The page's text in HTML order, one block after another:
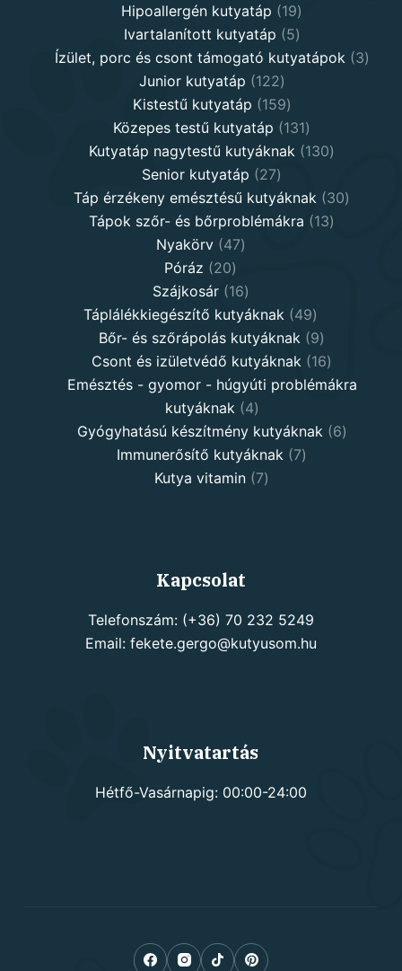
Hipoallergén kutyatáp 1919
products
Ivartalanított kutyatáp 55
products
Ízület, porc és csont támogató kutyatápok 33
Junior kutyatáp 122122
products
Kistestű kutyatáp 159159
products
Közepes testű kutyatáp 131131
products
Kutyatáp nagytestű kutyáknak 130130
Senior kutyatáp 2727
products
Táp érzékeny emésztésű kutyáknak 3030
Tápok szőr- és bőrproblémákra 1313
Nyakörv 4747
Póráz 2020
products
Szájkosár 1616
products
Táplálékkiegészítő kutyáknak 4949
products
Bőr- és szőrápolás kutyáknak 99
products
Csont és izületvédő kutyáknak 1616
products
Emésztés - gyomor - húgyúti problémákra
kutyáknak
44
products
Gyógyhatású készítmény kutyáknak 66
Immunerősítő kutyáknak 77
Kutya vitamin 77
Kapcsolat
Telefonszám: (+36) 70 232 5249
Email: fekete.gergo@kutyusom.hu
Nyitvatartás
Hétfő-Vasárnapig: 00:00-24:00